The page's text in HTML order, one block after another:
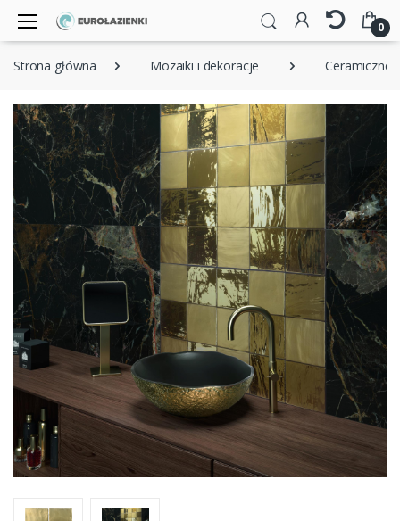
0
Strona główna Mozaiki i dekoracje Ceramiczne